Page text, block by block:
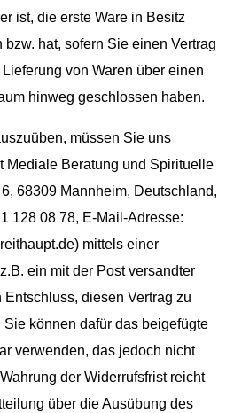
ist, die erste Ware in Besitz
hat, sofern Sie einen Vertrag
von Waren über einen
hinweg geschlossen haben.
müssen Sie uns
Mediale Beratung und Spirituelle
68309 Mannheim, Deutschland,
128 08 78, E-Mail-Adresse:
mittels einer
ein mit der Post versandter
Entschluss, diesen Vertrag zu
können dafür das beigefügte
verwenden, das jedoch nicht
der Widerrufsfrist reicht
über die Ausübung des